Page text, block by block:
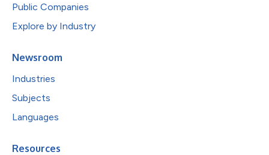
Public Companies
Explore by Industry
Newsroom
Industries
Subjects
Languages
Resources